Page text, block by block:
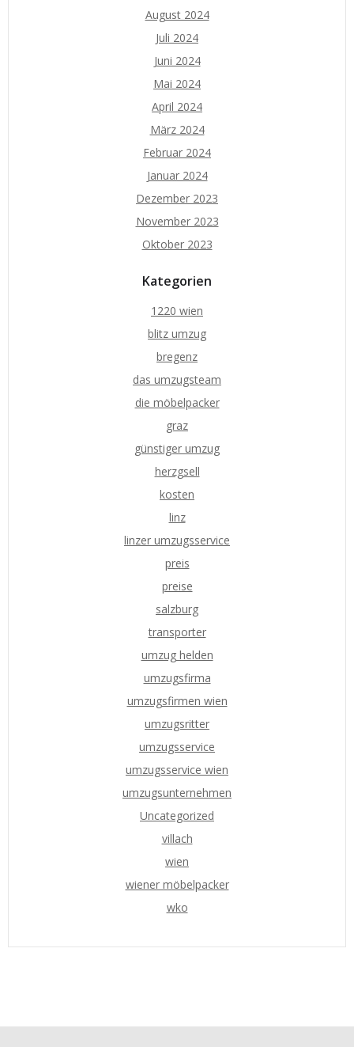
August 2024
Juli 2024
Juni 2024
Mai 2024
April 2024
März 2024
Februar 2024
Januar 2024
Dezember 2023
November 2023
Oktober 2023
Kategorien
1220 wien
blitz umzug
bregenz
das umzugsteam
die möbelpacker
graz
günstiger umzug
herzgsell
kosten
linz
linzer umzugsservice
preis
preise
salzburg
transporter
umzug helden
umzugsfirma
umzugsfirmen wien
umzugsritter
umzugsservice
umzugsservice wien
umzugsunternehmen
Uncategorized
villach
wien
wiener möbelpacker
wko